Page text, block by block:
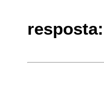
resposta: